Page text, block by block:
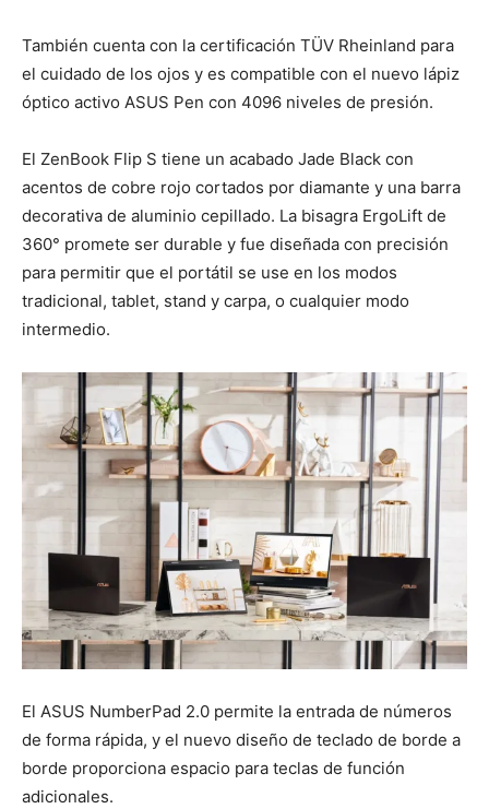
También cuenta con la certificación TÜV Rheinland para
el cuidado de los ojos y es compatible con el nuevo lápiz
óptico activo ASUS Pen con 4096 niveles de presión.
El ZenBook Flip S tiene un acabado Jade Black con
acentos de cobre rojo cortados por diamante y una barra
decorativa de aluminio cepillado. La bisagra ErgoLift de
360° promete ser durable y fue diseñada con precisión
para permitir que el portátil se use en los modos
tradicional, tablet, stand y carpa, o cualquier modo
intermedio.
El ASUS NumberPad 2.0 permite la entrada de números
de forma rápida, y el nuevo diseño de teclado de borde a
borde proporciona espacio para teclas de función
adicionales.